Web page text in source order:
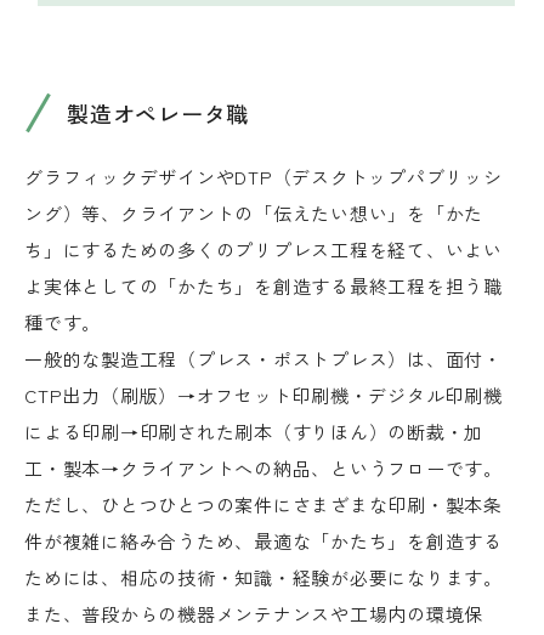
製造オペレータ職
グラフィックデザインやDTP（デスクトップパブリッシ
ング）等、クライアントの「伝えたい想い」を「かた
ち」にするための多くのプリプレス工程を経て、いよい
よ実体としての「かたち」を創造する最終工程を担う職
種です。
一般的な製造工程（プレス・ポストプレス）は、面付・
CTP出力（刷版）→オフセット印刷機・デジタル印刷機
による印刷→印刷された刷本（すりほん）の断裁・加
工・製本→クライアントへの納品、というフローです。
ただし、ひとつひとつの案件にさまざまな印刷・製本条
件が複雑に絡み合うため、最適な「かたち」を創造する
ためには、相応の技術・知識・経験が必要になります。
また、普段からの機器メンテナンスや工場内の環境保